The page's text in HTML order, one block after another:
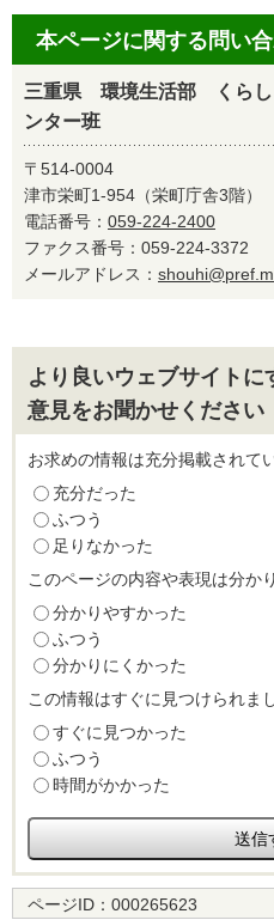
本ページに関する問い
三重県 環境生活部 くら
ンター班
〒514-0004
津市栄町1-954（栄町庁舎3階）
電話番号： 059-224-2400
ファクス番号：059-224-3372
メールアドレス：
より良いウェブサイト
意見をお聞かせください
お求めの情報は充分掲載されて
充分だった
ふつう
足りなかった
このページの内容や表現は分か
分かりやすかった
ふつう
分かりにくかった
この情報はすぐに見つけられま
すぐに見つかった
ふつう
時間がかかった
ページID： 000265623